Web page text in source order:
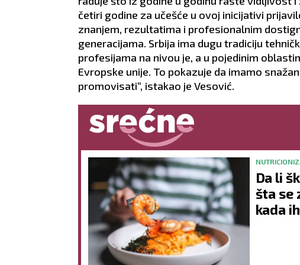
četiri godine za učešće u ovoj inicijativi
znanjem, rezultatima i profesionalnim
generacijama. Srbija ima dugu tradiciju
profesijama na nivou je, a u pojedinim
Evropske unije. To pokazuje da imamo
promovisati“, istakao je Vesović.
Da li
šta se
kada